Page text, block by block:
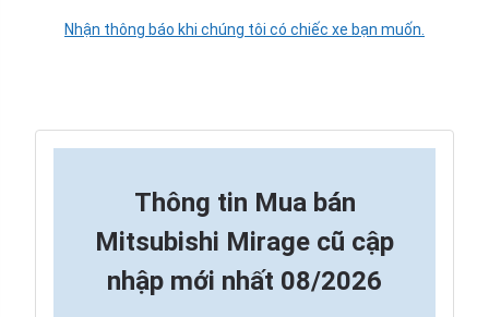
Nhận thông báo khi chúng tôi có chiếc xe bạn muốn.
Thông tin Mua bán
Mitsubishi Mirage cũ cập
nhập mới nhất 08/2026